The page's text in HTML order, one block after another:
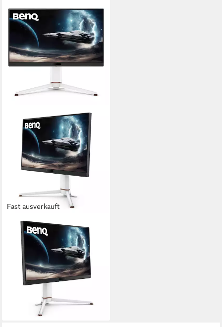
Fast ausverkauft
BENQ
EX271Q MOBIUZ Gaming-
LED-Monitor
Reaktionszeit
180 Hz Bildwiederholfrequenz
Produktdatenblatt
mtl. in 24 Raten
lieferbar - in 3-4 Werktagen bei dir